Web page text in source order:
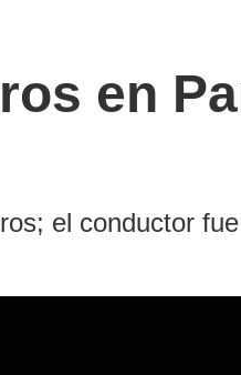
en
el conductor